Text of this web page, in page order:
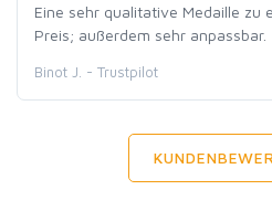
Eine sehr qualitative Medaille zu
Preis; außerdem sehr anpassbar.
Binot J. - Trustpilot